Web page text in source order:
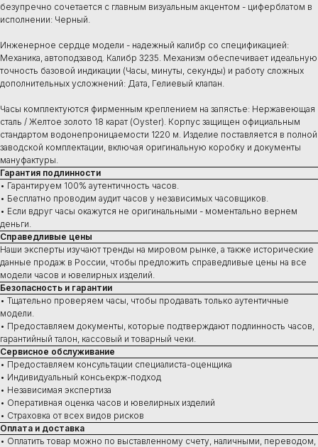
безупречно сочетается с главным визуальным акцентом - циферблатом в
исполнении: Черный.
Инженерное сердце модели - надежный калибр со спецификацией:
Механика, автоподзавод. Калибр 3235. Механизм обеспечивает идеальную
точность базовой индикации (Часы, минуты, секунды) и работу сложных
дополнительных усложнений: Дата, Гелиевый клапан.
Часы комплектуются фирменным креплением на запястье: Нержавеющая
сталь / Желтое золото 18 карат (Oyster). Корпус защищен официальным
стандартом водонепроницаемости 1220 м. Изделие поставляется в полной
заводской комплектации, включая оригинальную коробку и документы
мануфактуры.
Гарантия подлинности
• Гарантируем 100% аутентичность часов.
• Бесплатно проводим аудит часов у независимых часовщиков.
• Если вдруг часы окажутся не оригинальными - моментально вернем
деньги.
Справедливые цены
Наши эксперты изучают тренды на мировом рынке, а также исторические
данные продаж в России, чтобы предложить справедливые цены на все
модели часов и ювелирных изделий.
Безопасность и гарантии
• Тщательно проверяем часы, чтобы продавать только аутентичные
модели.
• Предоставляем документы, которые подтверждают подлинность часов,
гарантийный талон, кассовый и товарный чеки.
Сервисное обслуживание
• Предоставляем консультации специалиста-оценщика
• Индивидуальный консьекрж-подход
• Независимая экспертиза
• Оперативная оценка часов и ювелирных изделий
• Страховка от всех видов рисков
Оплата и доставка
• Оплатить товар можно по выставленному счету, наличными, переводом,
Купить
В наличии в Москве
Часы под заказ
Новинки
Ювелирные изделия
Сервис